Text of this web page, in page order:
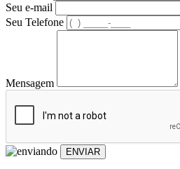
Seu e-mail
Seu Telefone
Mensagem
ENVIAR